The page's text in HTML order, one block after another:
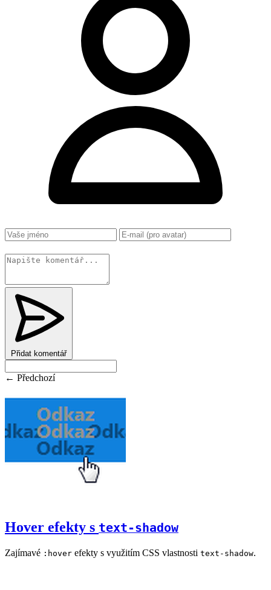
Přidat komentář
← Předchozí
Hover efekty s text-shadow
Zajímavé :hover efekty s využitím CSS vlastnosti text-shadow.